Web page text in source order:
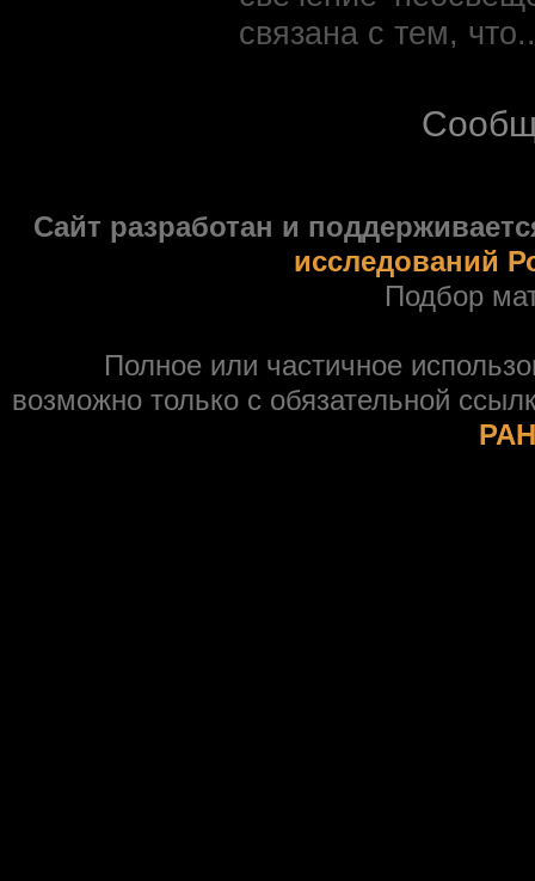
связана с тем,
Сайт разработан и
исследований
Подбор
Полное или частичное
возможно только с обязательной